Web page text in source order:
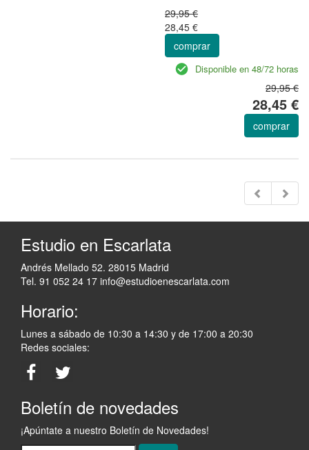
29,95 €
28,45 €
comprar
Disponible en 48/72 horas
29,95 €
28,45 €
comprar
Estudio en Escarlata
Andrés Mellado 52. 28015 Madrid
Tel. 91 052 24 17 info@estudioenescarlata.com
Horario:
Lunes a sábado de 10:30 a 14:30 y de 17:00 a 20:30
Redes sociales:
Boletín de novedades
¡Apúntate a nuestro Boletín de Novedades!